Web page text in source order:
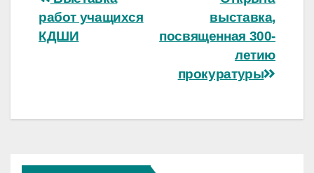
по
выставка,
посвященная 300-
летию
прокуратуры
работ учащихся
КДШИ